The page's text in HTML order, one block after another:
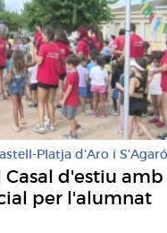
Platja d'Aro i S'Agaró
Casal d'estiu amb
per l'alumnat